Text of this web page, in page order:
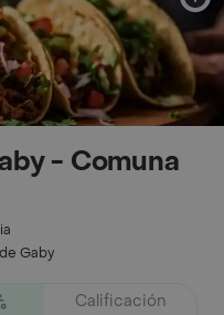
- Comuna
Gaby
Calificación